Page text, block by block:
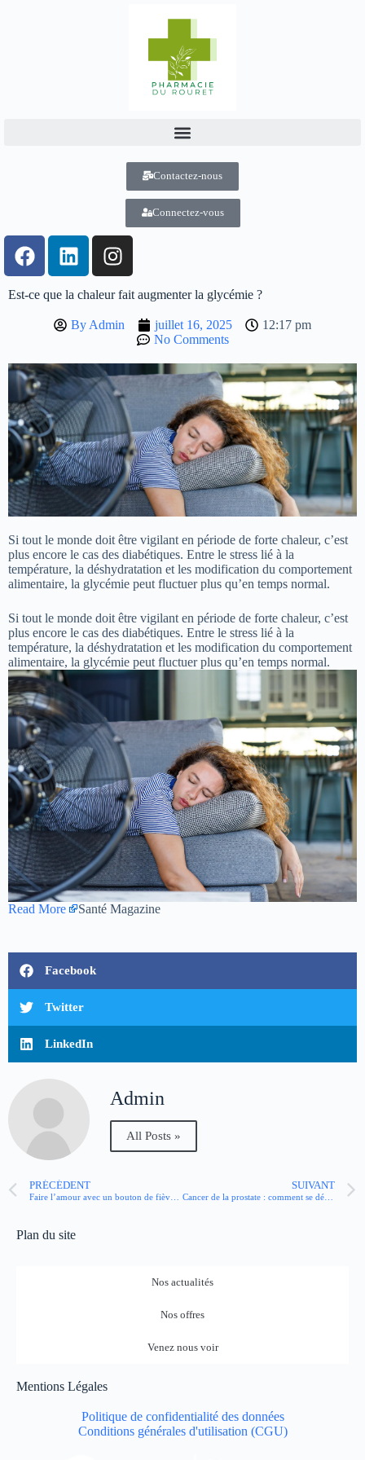
Contactez-nous
Connectez-vous
Est-ce que la chaleur fait augmenter la glycémie ?
By Admin juillet 16, 2025
12:17 pm
No Comments
Si tout le monde doit être vigilant en période de forte chaleur, c’est
plus encore le cas des diabétiques. Entre le stress lié à la
température, la déshydratation et les modification du comportement
alimentaire, la glycémie peut fluctuer plus qu’en temps normal.
Si tout le monde doit être vigilant en période de forte chaleur, c’est
plus encore le cas des diabétiques. Entre le stress lié à la
température, la déshydratation et les modification du comportement
alimentaire, la glycémie peut fluctuer plus qu’en temps normal.
Read More Santé Magazine
Facebook
Twitter
LinkedIn
Admin
All Posts »
PRÉCÉDENT SUIVANT
Cancer de la prostate : comment se déroule la radiothérapie ?
Plan du site
Nos actualités
Nos offres
Venez nous voir
Mentions Légales
Politique de confidentialité des données
Conditions générales d'utilisation (CGU)